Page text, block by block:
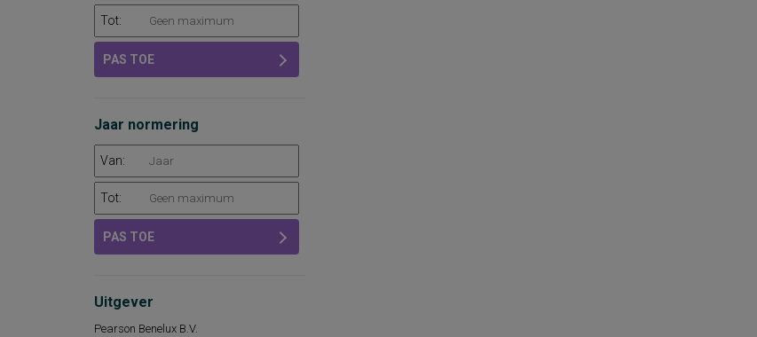
Tot:
PAS TOE
Jaar normering
Van:
Tot:
PAS TOE
Uitgever
Pearson Benelux B.V.